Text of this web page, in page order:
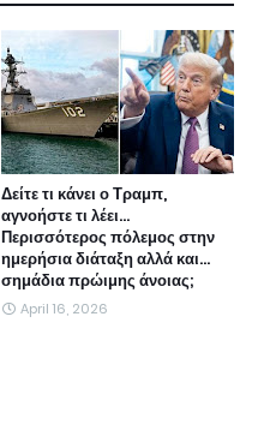
Δείτε τι κάνει ο Τραμπ,
αγνοήστε τι λέει...
Περισσότερος πόλεμος στην
ημερήσια διάταξη αλλά και...
σημάδια πρώιμης άνοιας;
April 16, 2026